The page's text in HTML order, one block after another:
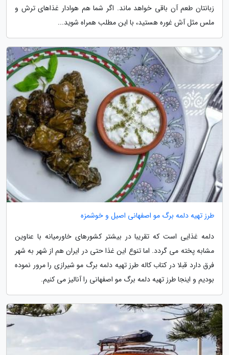
زبانتان طعم آن باقی خواهد ماند. اگر شما هم هوادار غذاهای ترش و
ملس مثل آش غوره هستید، با این مطلب همراه شوید...
طرز تهیه دلمه برگ مو اصفهانی اصیل و خوشمزه
دلمه غذایی است که تقریبا در بیشتر کشورهای خاورمیانه با عناوین
مشابه پخته می گردد. اما تنوع این غذا حتی در ایران هم از شهر به شهر
فرق دارد قبلا در کتاب کاله طرز تهیه دلمه برگ مو شیرازی را مرور نموده
بودیم و اینجا طرز تهیه دلمه برگ مو اصفهانی را آنالیز می کنیم.